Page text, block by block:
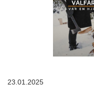
23.01.2025